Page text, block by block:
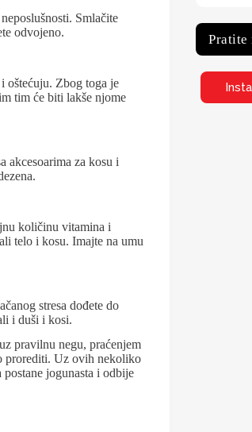
Smlačite
odvojeno.
oštećuju. Zbog toga je
tim će biti lakše njome
akcesoarima za kosu i
količinu vitamina i
telo i kosu. Imajte na umu
stresa dođete do
i duši i kosi.
pravilnu negu, praćenjem
prorediti. Uz ovih nekoliko
jogunasta i odbije
Pratite